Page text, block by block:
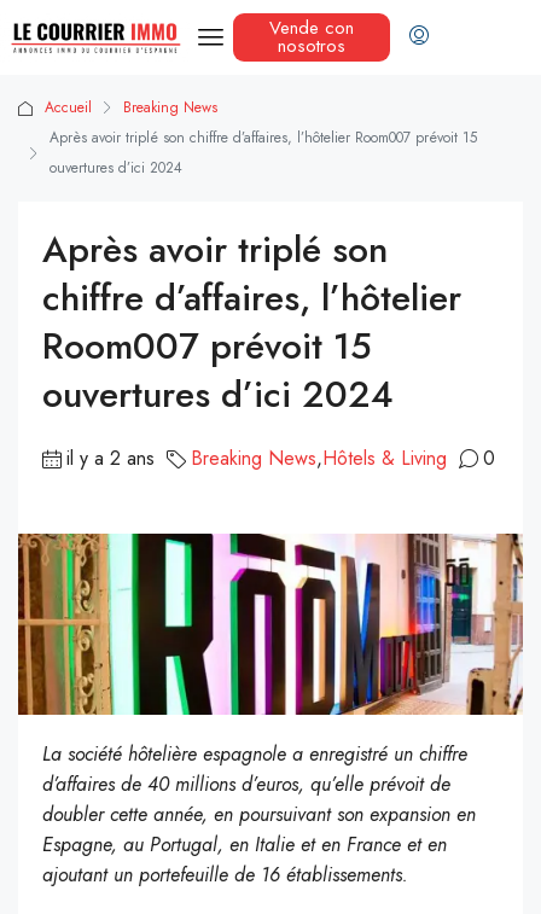
Vende con
nosotros
Accueil
Breaking News
Après avoir triplé son chiffre d’affaires, l’hôtelier Room007 prévoit 15
ouvertures d’ici 2024
Après avoir triplé son
chiffre d’affaires, l’hôtelier
Room007 prévoit 15
ouvertures d’ici 2024
il y a 2 ans Breaking News,Hôtels & Living 0
La société hôtelière espagnole a enregistré un chiffre
d’affaires de 40 millions d’euros, qu’elle prévoit de
doubler cette année, en poursuivant son expansion en
Espagne, au Portugal, en Italie et en France et en
ajoutant un portefeuille de 16 établissements.